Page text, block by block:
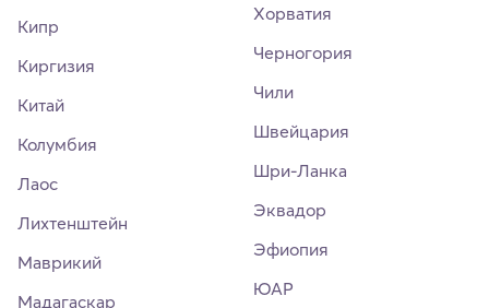
Кипр
Киргизия
Китай
Колумбия
Лаос
Лихтенштейн
Маврикий
Мадагаскар
Хорватия
Черногория
Чили
Швейцария
Шри-Ланка
Эквадор
Эфиопия
ЮАР